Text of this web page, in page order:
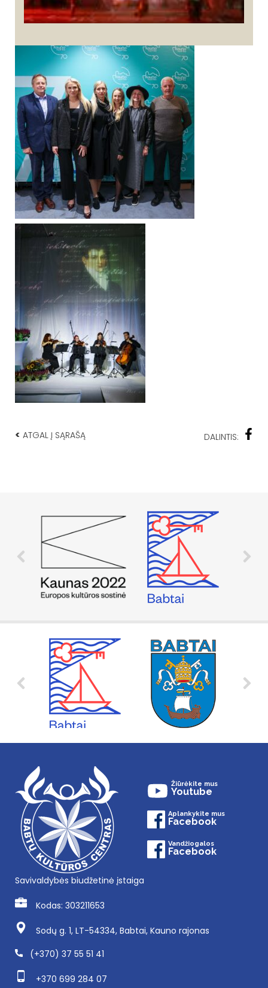
< ATGAL Į SĄRAŠĄ DALINTIS:
Žiūrėkite mus
Youtube
Aplankykite mus
Facebook
Vandžiogalos
Facebook
Savivaldybės biudžetinė įstaiga
Kodas: 303211653
Sodų g. 1, LT-54334, Babtai, Kauno rajonas
(+370) 37 55 51 41
+370 699 284 07